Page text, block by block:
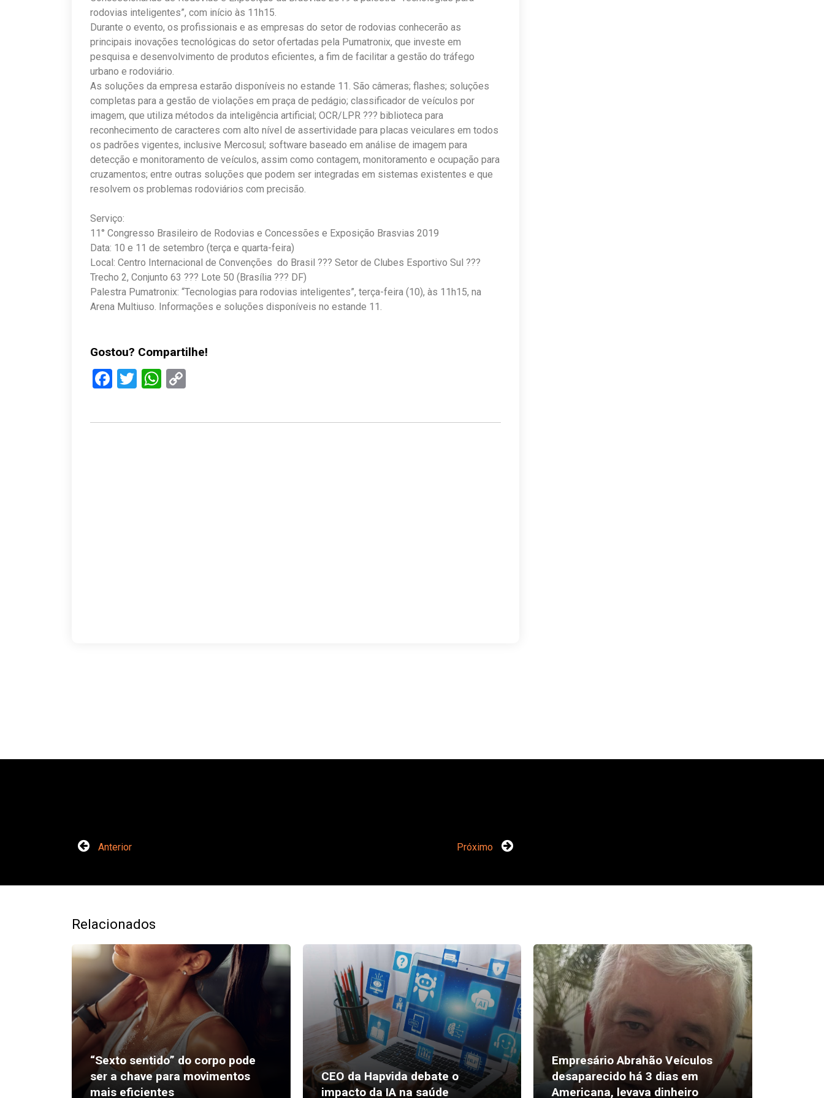
rodovias inteligentes”, com início às 11h15.
Durante o evento, os profissionais e as empresas do setor de rodovias conhecerão as
principais inovações tecnológicas do setor ofertadas pela Pumatronix, que investe em
pesquisa e desenvolvimento de produtos eficientes, a fim de facilitar a gestão do tráfego
urbano e rodoviário.
As soluções da empresa estarão disponíveis no estande 11. São câmeras; flashes; soluções
completas para a gestão de violações em praça de pedágio; classificador de veículos por
imagem, que utiliza métodos da inteligência artificial; OCR/LPR ??? biblioteca para
reconhecimento de caracteres com alto nível de assertividade para placas veiculares em todos
os padrões vigentes, inclusive Mercosul; software baseado em análise de imagem para
detecção e monitoramento de veículos, assim como contagem, monitoramento e ocupação para
cruzamentos; entre outras soluções que podem ser integradas em sistemas existentes e que
resolvem os problemas rodoviários com precisão.
Serviço:
11° Congresso Brasileiro de Rodovias e Concessões e Exposição Brasvias 2019
Data: 10 e 11 de setembro (terça e quarta-feira)
Local: Centro Internacional de Convenções do Brasil ??? Setor de Clubes Esportivo Sul ???
Trecho 2, Conjunto 63 ??? Lote 50 (Brasília ??? DF)
Palestra Pumatronix: “Tecnologias para rodovias inteligentes”, terça-feira (10), às 11h15, na
Arena Multiuso. Informações e soluções disponíveis no estande 11.
Gostou? Compartilhe!
Facebook
TwitterWhatsApp
Anterior Próximo
Relacionados
“Sexto sentido” do corpo pode
ser a chave para movimentos
mais eficientes
CEO da Hapvida debate o
impacto da IA na saúde
Empresário Abrahão Veículos
desaparecido há 3 dias em
Americana, levava dinheiro